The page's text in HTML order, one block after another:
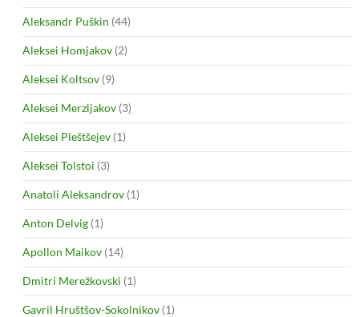
Aleksandr Puškin (44)
Aleksei Homjakov (2)
Aleksei Koltsov (9)
Aleksei Merzljakov (3)
Aleksei Pleštšejev (1)
Aleksei Tolstoi (3)
Anatoli Aleksandrov (1)
Anton Delvig (1)
Apollon Maikov (14)
Dmitri Merežkovski (1)
Gavril Hruštšov-Sokolnikov (1)